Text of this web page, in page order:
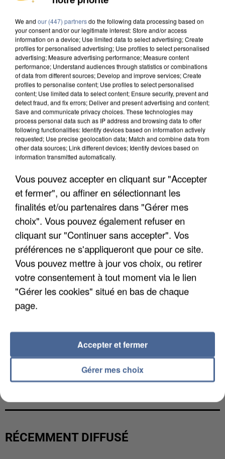
APRÈS TOUTES CES CANICULES, LES REFUGES
DE FAUNE SAUVAGE SONT...
L’UN DES FONDATEURS SUPPOSÉS DE LA DZ
MAFIA INTERPELLÉ EN ALGÉRIE
RÉCEMMENT DIFFUSÉ
We and our (447) partnersdo the following data processing based on
your consent and/or our legitimate interest: Store and/or access
information on a device; Use limited data to select advertising; Create
profiles for personalised advertising; Use profiles to select personalised
advertising; Measure advertising performance; Measure content
performance; Understand audiences through statistics or combinations
of data from different sources; Develop and improve services; Create
profiles to personalise content; Use profiles to select personalised
content; Use limited data to select content; Ensure security, prevent and
detect fraud, and fix errors; Deliver and present advertising and content;
Save and communicate privacy choices. These technologies may
process personal data such as IP address and browsing data to offer
following functionalities: Identify devices based on information actively
requested; Use precise geolocation data; Match and combine data from
other data sources; Link different devices; Identify devices based on
information transmitted automatically.
Vous pouvez accepter en cliquant sur "Accepter
et fermer", ou affiner en sélectionnant les
finalités et/ou partenaires dans "Gérer mes
choix". Vous pouvez également refuser en
cliquant sur "Continuer sans accepter". Vos
préférences ne s'appliqueront que pour ce site.
Vous pouvez mettre à jour vos choix, ou retirer
votre consentement à tout moment via le lien
"Gérer les cookies" situé en bas de chaque
page.
Gérer mes choix
Accepter et fermer